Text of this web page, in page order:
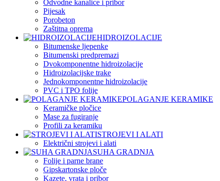
Odvodne kanalice i pribor
Pijesak
Porobeton
Zaštitna oprema
HIDROIZOLACIJE
Bitumenske ljepenke
Bitumenski predpremazi
Dvokomponentne hidroizolacije
Hidroizolacijske trake
Jednokomponentne hidroizolacije
PVC i TPO folije
POLAGANJE KERAMIKE
Keramičke pločice
Mase za fugiranje
Profili za keramiku
STROJEVI I ALATI
Električni strojevi i alati
SUHA GRADNJA
Folije i parne brane
Gipskartonske ploče
Kazete, vrata i pribor